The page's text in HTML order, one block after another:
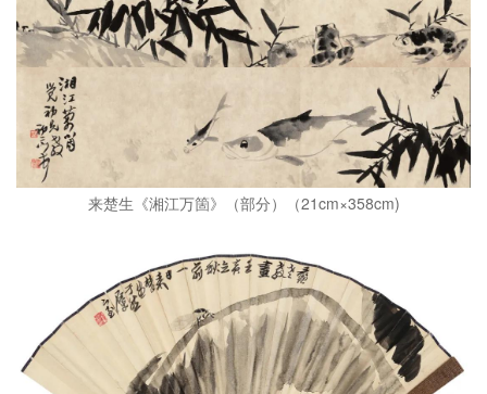
来楚生《湘江万箇》（部分）（21cm×358cm)